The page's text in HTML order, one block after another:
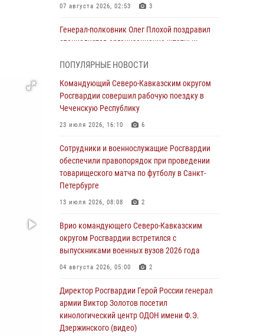
07 августа 2026, 02:53 3
Генерал-полковник Олег Плохой поздравил
специалистов организационно-штатных
профессиональным праздником
06 августа 2026, 21:01
В Нижнем Новгороде состоялось
Всероссийское совещание-семинар по
охраны Росгвардии (видео)
06 августа 2026, 14:47 10 1
В Брянске сотрудники и военнослужащие
Росгвардии почтили память Героя России
06 августа 2026, 14:36 2
В кинологическом центре Уральского округа
Росгвардии почтили память товарищей,
06 августа 2026, 13:29 5
В Центральном округе Росгвардии прошли
мероприятия к 108‑летию генерала армии
ПОПУЛЯРНЫЕ НОВОСТИ
Командующий Северо-Кавказским округом
Росгвардии совершил рабочую поездку в
Чеченскую Республику
23 июля 2026, 16:10 6
Сотрудники и военнослужащие Росгвардии
обеспечили правопорядок при проведении
товарищеского матча по футболу в Санкт-
Петербурге
13 июля 2026, 08:08 2
Врио командующего Северо-Кавказским
округом Росгвардии встретился с
выпускниками военных вузов 2026 года
04 августа 2026, 05:00 2
Директор Росгвардии Герой России генерал
армии Виктор Золотов посетил
кинологический центр ОДОН имени Ф.Э.
Дзержинского (видео)